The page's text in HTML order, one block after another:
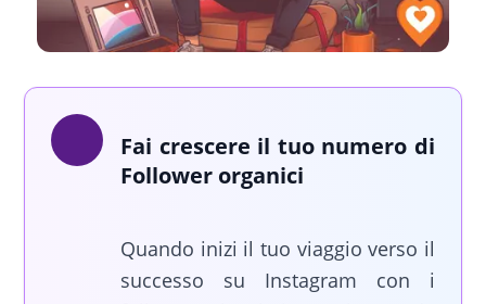
Fai crescere il tuo numero di
Follower organici
Quando inizi il tuo viaggio verso il
successo su Instagram con i